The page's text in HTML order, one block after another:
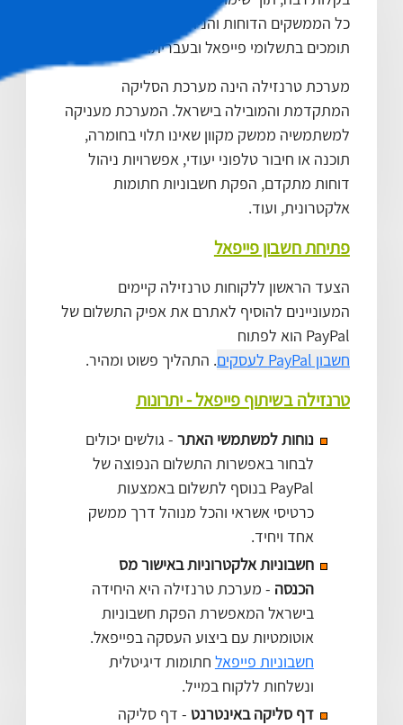
כל הממשקים הדוחות והניהול המתקדם בטרנזילה
תומכים בתשלומי פייפאל ובעברית.
מערכת טרנזילה הינה מערכת הסליקה
המתקדמת והמובילה בישראל. המערכת מעניקה
למשתמשיה ממשק מקוון שאינו תלוי בחומרה,
תוכנה או חיבור טלפוני יעודי, אפשרויות ניהול
דוחות מתקדם, הפקת חשבוניות חתומות
אלקטרונית, ועוד.
פתיחת חשבון פייפאל
הצעד הראשון ללקוחות טרנזילה קיימים
המעוניינים להוסיף לאתרם את אפיק התשלום של
PayPal הוא לפתוח
חשבון PayPal לעסקים
. התהליך פשוט ומהיר.
טרנזילה בשיתוף פייפאל - יתרונות
נוחות למשתמשי האתר - גולשים יכולים
לבחור באפשרות התשלום הנפוצה של
PayPal בנוסף לתשלום באמצעות
כרטיסי אשראי והכל מנוהל דרך ממשק
אחד ויחיד.
חשבוניות אלקטרוניות באישור מס
הכנסה - מערכת טרנזילה היא היחידה
בישראל המאפשרת הפקת חשבוניות
אוטומטיות עם ביצוע העסקה בפייפאל.
חשבוניות פייפאל חתומות דיגיטלית
ונשלחות ללקוח במייל.
דף סליקה באינטרנט - דף סליקה